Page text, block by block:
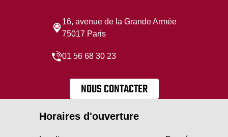
16, avenue de la Grande Armée
75017 Paris
01 56 68 30 23
NOUS CONTACTER
Horaires d'ouverture